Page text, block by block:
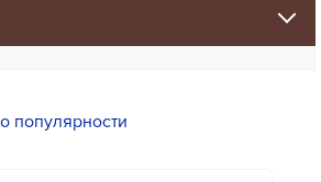
популярности